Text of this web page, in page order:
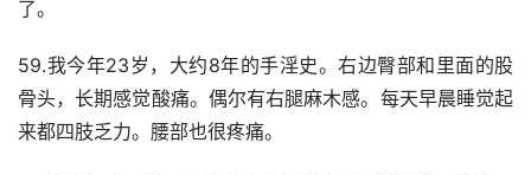
了。
59.我今年23岁，大约8年的手淫史。右边臀部和里面的股
骨头，长期感觉酸痛。偶尔有右腿麻木感。每天早晨睡觉起
来都四肢乏力。腰部也很疼痛。